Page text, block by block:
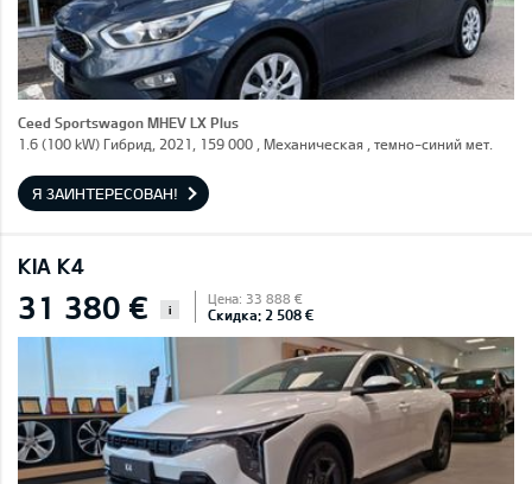
Ceed Sportswagon MHEV LX Plus
1.6 (100 kW) Гибрид, 2021, 159 000 , Механическая , темно-синий мет.
Я ЗАИНТЕРЕСОВАН!
KIA K4
31 380 € i
Цена: 33 888 €
Скидка: 2 508 €